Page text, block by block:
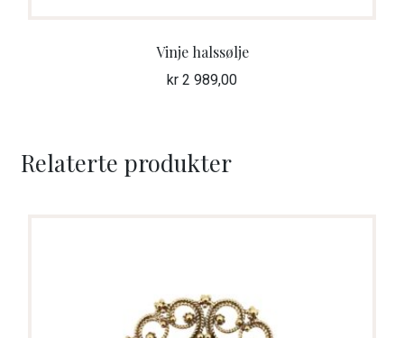
Vinje halssølje
kr 2 989,00
Relaterte produkter